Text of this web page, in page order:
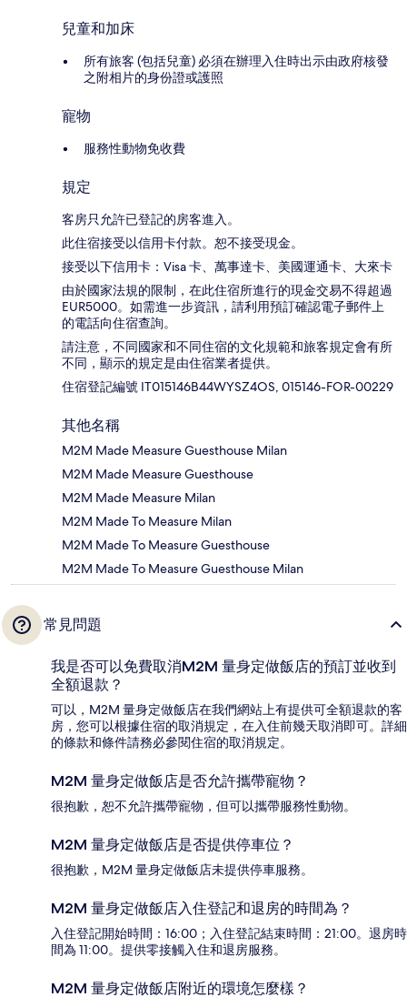
兒童和加床
所有旅客 (包括兒童) 必須在辦理入住時出示由政府核發
之附相片的身份證或護照
寵物
服務性動物免收費
規定
客房只允許已登記的房客進入。
此住宿接受以信用卡付款。恕不接受現金。
接受以下信用卡：Visa 卡、萬事達卡、美國運通卡、大來卡
由於國家法規的限制，在此住宿所進行的現金交易不得超過
EUR5000。如需進一步資訊，請利用預訂確認電子郵件上
的電話向住宿查詢。
請注意，不同國家和不同住宿的文化規範和旅客規定會有所
不同，顯示的規定是由住宿業者提供。
住宿登記編號 IT015146B44WYSZ4OS, 015146-FOR-00229
其他名稱
M2M Made Measure Guesthouse Milan
M2M Made Measure Guesthouse
M2M Made Measure Milan
M2M Made To Measure Milan
M2M Made To Measure Guesthouse
M2M Made To Measure Guesthouse Milan
常見問題
我是否可以免費取消M2M 量身定做飯店的預訂並收到
全額退款？
可以，M2M 量身定做飯店在我們網站上有提供可全額退款的客
房，您可以根據住宿的取消規定，在入住前幾天取消即可。詳細
的條款和條件請務必參閱住宿的取消規定。
M2M 量身定做飯店是否允許攜帶寵物？
很抱歉，恕不允許攜帶寵物，但可以攜帶服務性動物。
M2M 量身定做飯店是否提供停車位？
很抱歉，M2M 量身定做飯店未提供停車服務。
M2M 量身定做飯店入住登記和退房的時間為？
入住登記開始時間：16:00；入住登記結束時間：21:00。退房時
間為 11:00。提供零接觸入住和退房服務。
M2M 量身定做飯店附近的環境怎麼樣？